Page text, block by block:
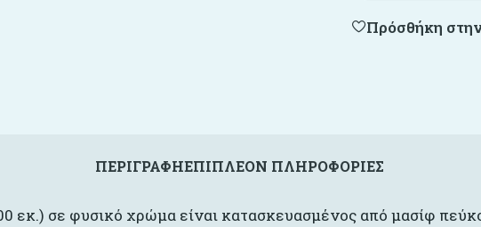
Πρόσθήκη
ΠΕΡΙΓΡΑΦΉΕΠΙΠΛΈΟΝ ΠΛΗΡΟΦΟΡΊΕΣ
εκ.) σε φυσικό χρώμα είναι κατασκευασμένος από μασίφ